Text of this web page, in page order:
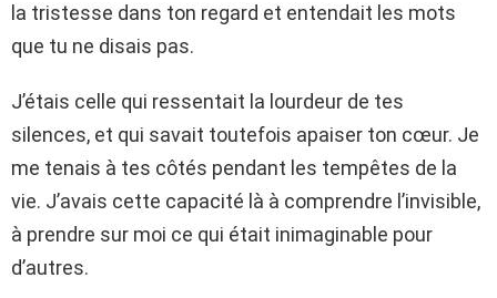
la tristesse dans ton regard et entendait les mots
que tu ne disais pas.
J’étais celle qui ressentait la lourdeur de tes
silences, et qui savait toutefois apaiser ton cœur. Je
me tenais à tes côtés pendant les tempêtes de la
vie. J’avais cette capacité là à comprendre l’invisible,
à prendre sur moi ce qui était inimaginable pour
d’autres.